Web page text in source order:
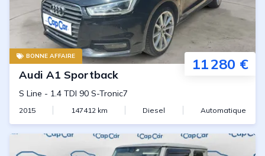
BONNE AFFAIRE 11 280 €
Audi A1 Sportback
S Line - 1.4 TDI 90 S-Tronic7
2015 147412km Diesel Automatique